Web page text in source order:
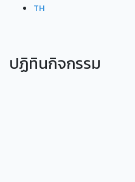
TH
ปฏิทินกิจกรรม